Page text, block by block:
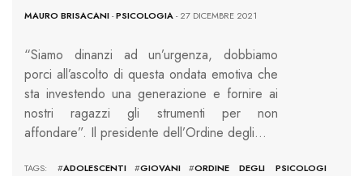
MAURO BRISACANI-PSICOLOGIA- 27 DICEMBRE 2021
“Siamo dinanzi ad un’urgenza, dobbiamo
porci all’ascolto di questa ondata emotiva che
sta investendo una generazione e fornire ai
nostri ragazzi gli strumenti per non
affondare”. Il presidente dell’Ordine degli…
TAGS: #ADOLESCENTI #GIOVANI #ORDINE DEGLI PSICOLOGI